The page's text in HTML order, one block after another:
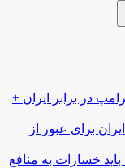
در برابر ایران +
برای عبور از
خسارات به منافع